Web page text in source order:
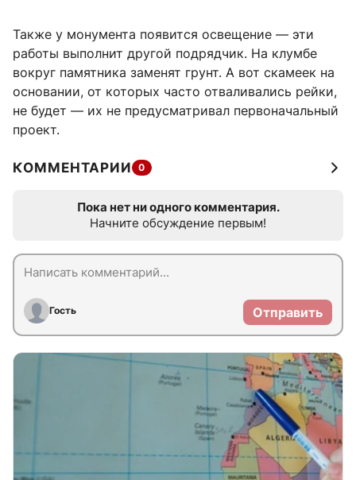
Также у монумента появится освещение — эти
работы выполнит другой подрядчик. На клумбе
вокруг памятника заменят грунт. А вот скамеек на
основании, от которых часто отваливались рейки,
не будет — их не предусматривал первоначальный
проект.
КОММЕНТАРИИ 0
Пока нет ни одного комментария.
Начните обсуждение первым!
Гость Отправить